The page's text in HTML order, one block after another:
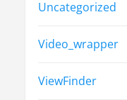
Uncategorized
Video_wrapper
ViewFinder